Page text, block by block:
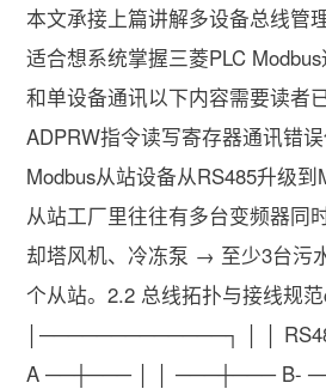
本文承接上篇讲解多设备总线管
适合想系统掌握三菱PLC
和单设备通讯以下内容需要读者
ADPRW指令读写寄存器通讯错
Modbus从站设备从RS485升级
从站工厂里往往有多台变频器同
却塔风机、冷冻泵 → 至少3台污
个从站。2.2 总线拓扑与接线
│─────────────┐ │ │
A ──┼─── │ │ ───┼─── B-